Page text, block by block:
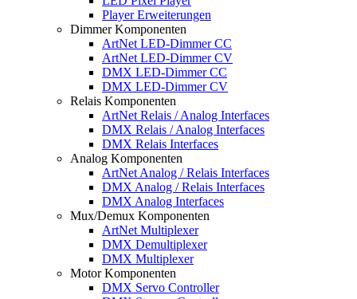
Player Erweiterungen
Dimmer Komponenten
ArtNet LED-Dimmer CC
ArtNet LED-Dimmer CV
DMX LED-Dimmer CC
DMX LED-Dimmer CV
Relais Komponenten
ArtNet Relais / Analog Interfaces
DMX Relais / Analog Interfaces
DMX Relais Interfaces
Analog Komponenten
ArtNet Analog / Relais Interfaces
DMX Analog / Relais Interfaces
DMX Analog Interfaces
Mux/Demux Komponenten
ArtNet Multiplexer
DMX Demultiplexer
DMX Multiplexer
Motor Komponenten
DMX Servo Controller